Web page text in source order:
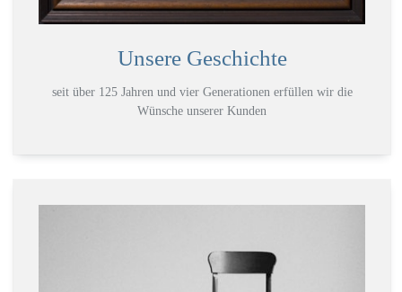
Unsere Geschichte
seit über 125 Jahren und vier Generationen erfüllen wir die
Wünsche unserer Kunden